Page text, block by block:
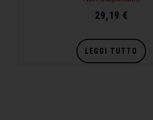
29,19 €
LEGGI TUTTO